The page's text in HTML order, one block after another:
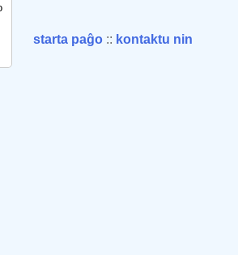
starta paĝo :: kontaktu nin